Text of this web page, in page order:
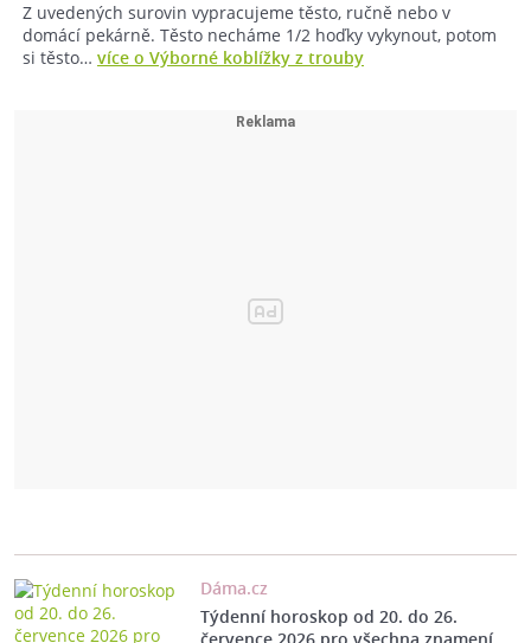
Z uvedených surovin vypracujeme těsto, ručně nebo v
domácí pekárně. Těsto necháme 1/2 hoďky vykynout, potom
si těsto… více o Výborné koblížky z trouby
Dáma.cz
Týdenní horoskop od 20. do 26.